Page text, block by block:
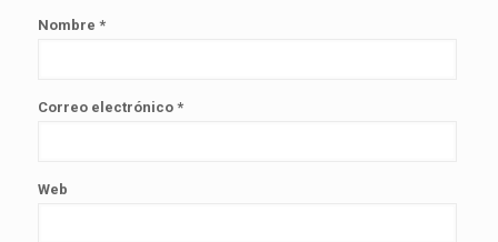
Nombre *
Correo electrónico *
Web